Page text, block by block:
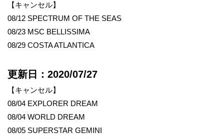
【キャンセル】
08/12 SPECTRUM OF THE SEAS
08/23 MSC BELLISSIMA
08/29 COSTA ATLANTICA
更新日：2020/07/27
【キャンセル】
08/04 EXPLORER DREAM
08/04 WORLD DREAM
08/05 SUPERSTAR GEMINI